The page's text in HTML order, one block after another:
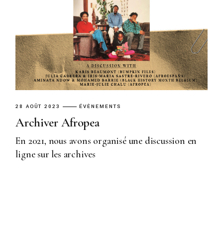
28 AOÛT 2023 ÉVÈNEMENTS
Archiver Afropea
En 2021, nous avons organisé une discussion en
ligne sur les archives